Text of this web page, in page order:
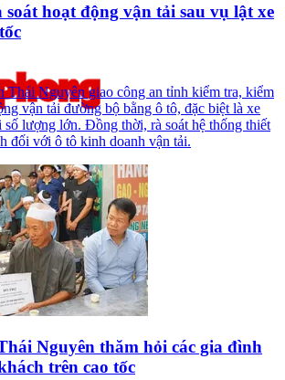
hoạt động vận tải sau vụ lật xe
Nguyên giao công an tỉnh kiểm tra, kiểm
vận tải đường bộ bằng ô tô, đặc biệt là xe
số lượng lớn. Đồng thời, rà soát hệ thống thiết
đối với ô tô kinh doanh vận tải.
Nguyên thăm hỏi các gia đình
trên cao tốc